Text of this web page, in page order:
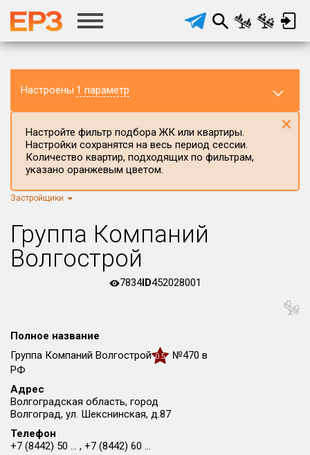
Настроены 1 параметр
Регион ЖК
Район в регионе
Все
Все
Цена
от
Настройте фильтр подбора ЖК или квартиры.
Настройки сохранятся на весь период сессии.
Количество квартир, подходящих по фильтрам,
указано оранжевым цветом.
×
Застройщики
Группа Компаний
Волгострой
7834ID452028001
Полное название
Группа Компаний Волгострой 0.5
№470 в
РФ
Адрес
Волгоградская область, город
Волгоград, ул. Шекснинская, д.87
Телефон
+7 (8442) 50 ... , +7 (8442) 60 ...